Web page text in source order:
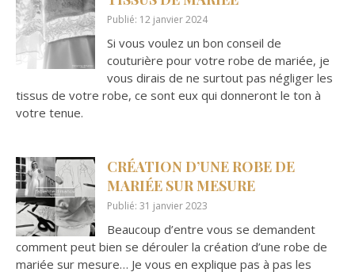
Publié: 12 janvier 2024
Si vous voulez un bon conseil de
couturière pour votre robe de mariée, je
vous dirais de ne surtout pas négliger les
tissus de votre robe, ce sont eux qui donneront le ton à
votre tenue.
CRÉATION D’UNE ROBE DE
MARIÉE SUR MESURE
Publié: 31 janvier 2023
Beaucoup d’entre vous se demandent
comment peut bien se dérouler la création d’une robe de
mariée sur mesure… Je vous en explique pas à pas les